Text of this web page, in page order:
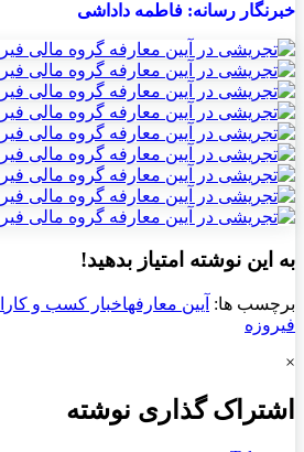
خبرنگار رسانه: فاطمه‌ داداشی
به این نوشته امتیاز بدهید!
برچسب ها: آیین معارفهاخبار کسب و کار
فیروزه
×
اشتراک گذاری نوشته